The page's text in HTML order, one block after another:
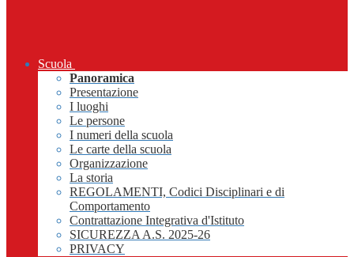
Scuola
Panoramica
Presentazione
I luoghi
Le persone
I numeri della scuola
Le carte della scuola
Organizzazione
La storia
REGOLAMENTI, Codici Disciplinari e di
Comportamento
Contrattazione Integrativa d'Istituto
SICUREZZA A.S. 2025-26
PRIVACY